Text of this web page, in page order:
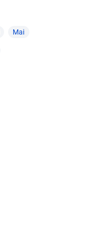
Mai